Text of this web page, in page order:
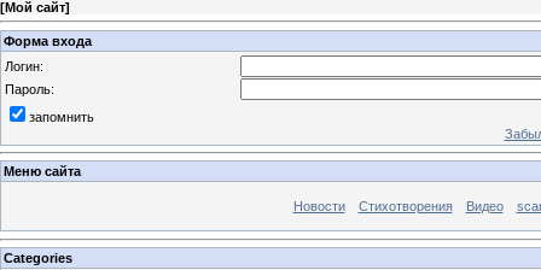
[Мой сайт]
Форма входа
Логин:
Пароль:
запомнить
Меню сайта
Новости Стихотворения Видео
Categories